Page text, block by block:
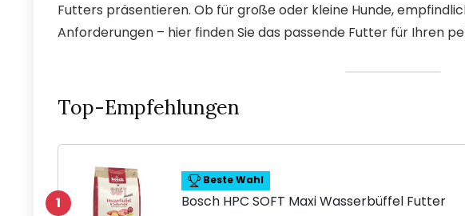
Futters präsentieren. Ob für große oder kleine Hunde,
Anforderungen – hier finden Sie das passende Futter für Ihren
Top-Empfehlungen
1
Beste Wahl
Bosch HPC SOFT Maxi Wasserbüffel Futter